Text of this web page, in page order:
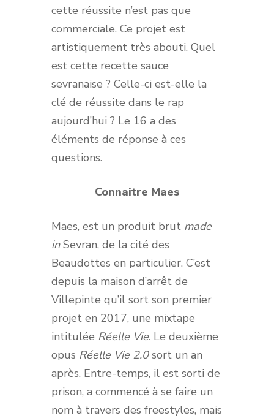
cette réussite n’est pas que
commerciale. Ce projet est
artistiquement très abouti. Quel
est cette recette sauce
sevranaise ? Celle-ci est-elle la
clé de réussite dans le rap
aujourd’hui ? Le 16 a des
éléments de réponse à ces
questions.
Connaitre Maes
Maes, est un produit brut made
inSevran, de la cité des
Beaudottes en particulier. C’est
depuis la maison d’arrêt de
Villepinte qu’il sort son premier
projet en 2017, une mixtape
intitulée Réelle Vie. Le deuxième
opus Réelle Vie 2.0sort un an
après. Entre-temps, il est sorti de
prison, a commencé à se faire un
nom à travers des freestyles, mais